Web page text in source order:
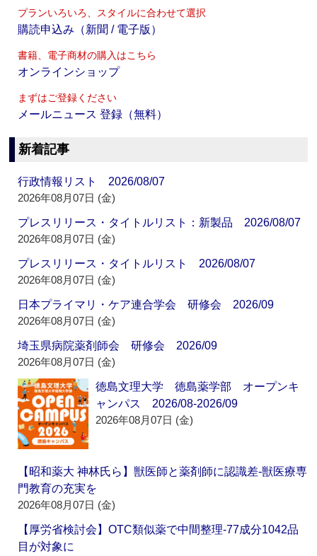
プランいろいろ、スタイルに合わせて選択
購読申込み（新聞 / 電子版）
書籍、電子商材の購入はこちら
オンラインショップ
まずはご登録ください
メールニュース 登録（無料）
新着記事
行政情報リスト 2026/08/07
2026年08月07日 (金)
プレスリリース・タイトルリスト：新製品 2026/08/07
2026年08月07日 (金)
プレスリリース・タイトルリスト 2026/08/07
2026年08月07日 (金)
日本プライマリ・ケア連合学会 研修会 2026/09
2026年08月07日 (金)
埼玉県病院薬剤師会 研修会 2026/09
2026年08月07日 (金)
徳島文理大学 徳島薬学部 オープンキ
ャンパス 2026/08-2026/09
2026年08月07日 (金)
【昭和薬大 神林氏ら】獣医師と薬剤師に認識差‐獣医療専
門教育の充実を
2026年08月07日 (金)
【厚労省検討会】OTC類似薬で中間整理‐77成分1042品
目が対象に